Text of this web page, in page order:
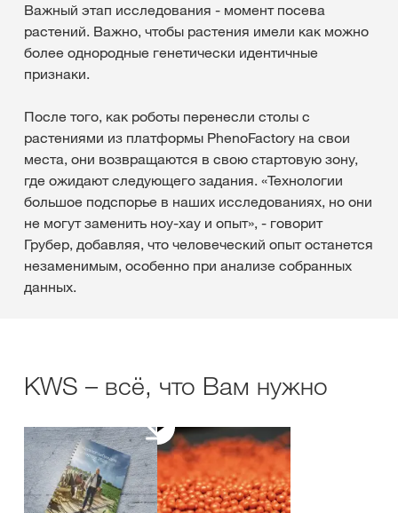
Важный этап исследования - момент посева
растений. Важно, чтобы растения имели как можно
более однородные генетически идентичные
признаки.
После того, как роботы перенесли столы с
растениями из платформы PhenoFactory на свои
места, они возвращаются в свою стартовую зону,
где ожидают следующего задания. «Технологии
большое подспорье в наших исследованиях, но они
не могут заменить ноу-хау и опыт», - говорит
Грубер, добавляя, что человеческий опыт останется
незаменимым, особенно при анализе собранных
данных.
KWS – всё, что Вам нужно